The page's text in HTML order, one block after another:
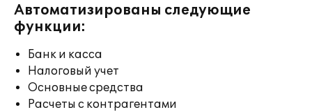
Автоматизированы следующие
функции:
Банк и касса
Налоговый учет
Основные средства
Расчеты с контрагентами